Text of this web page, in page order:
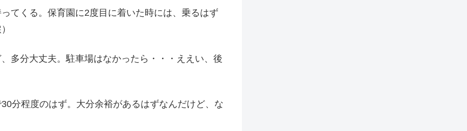
てくる。保育園に2度目に着いた時には、乗るはず
多分大丈夫。駐車場はなかったら・・・ええい、後
分程度のはず。大分余裕があるはずなんだけど、な